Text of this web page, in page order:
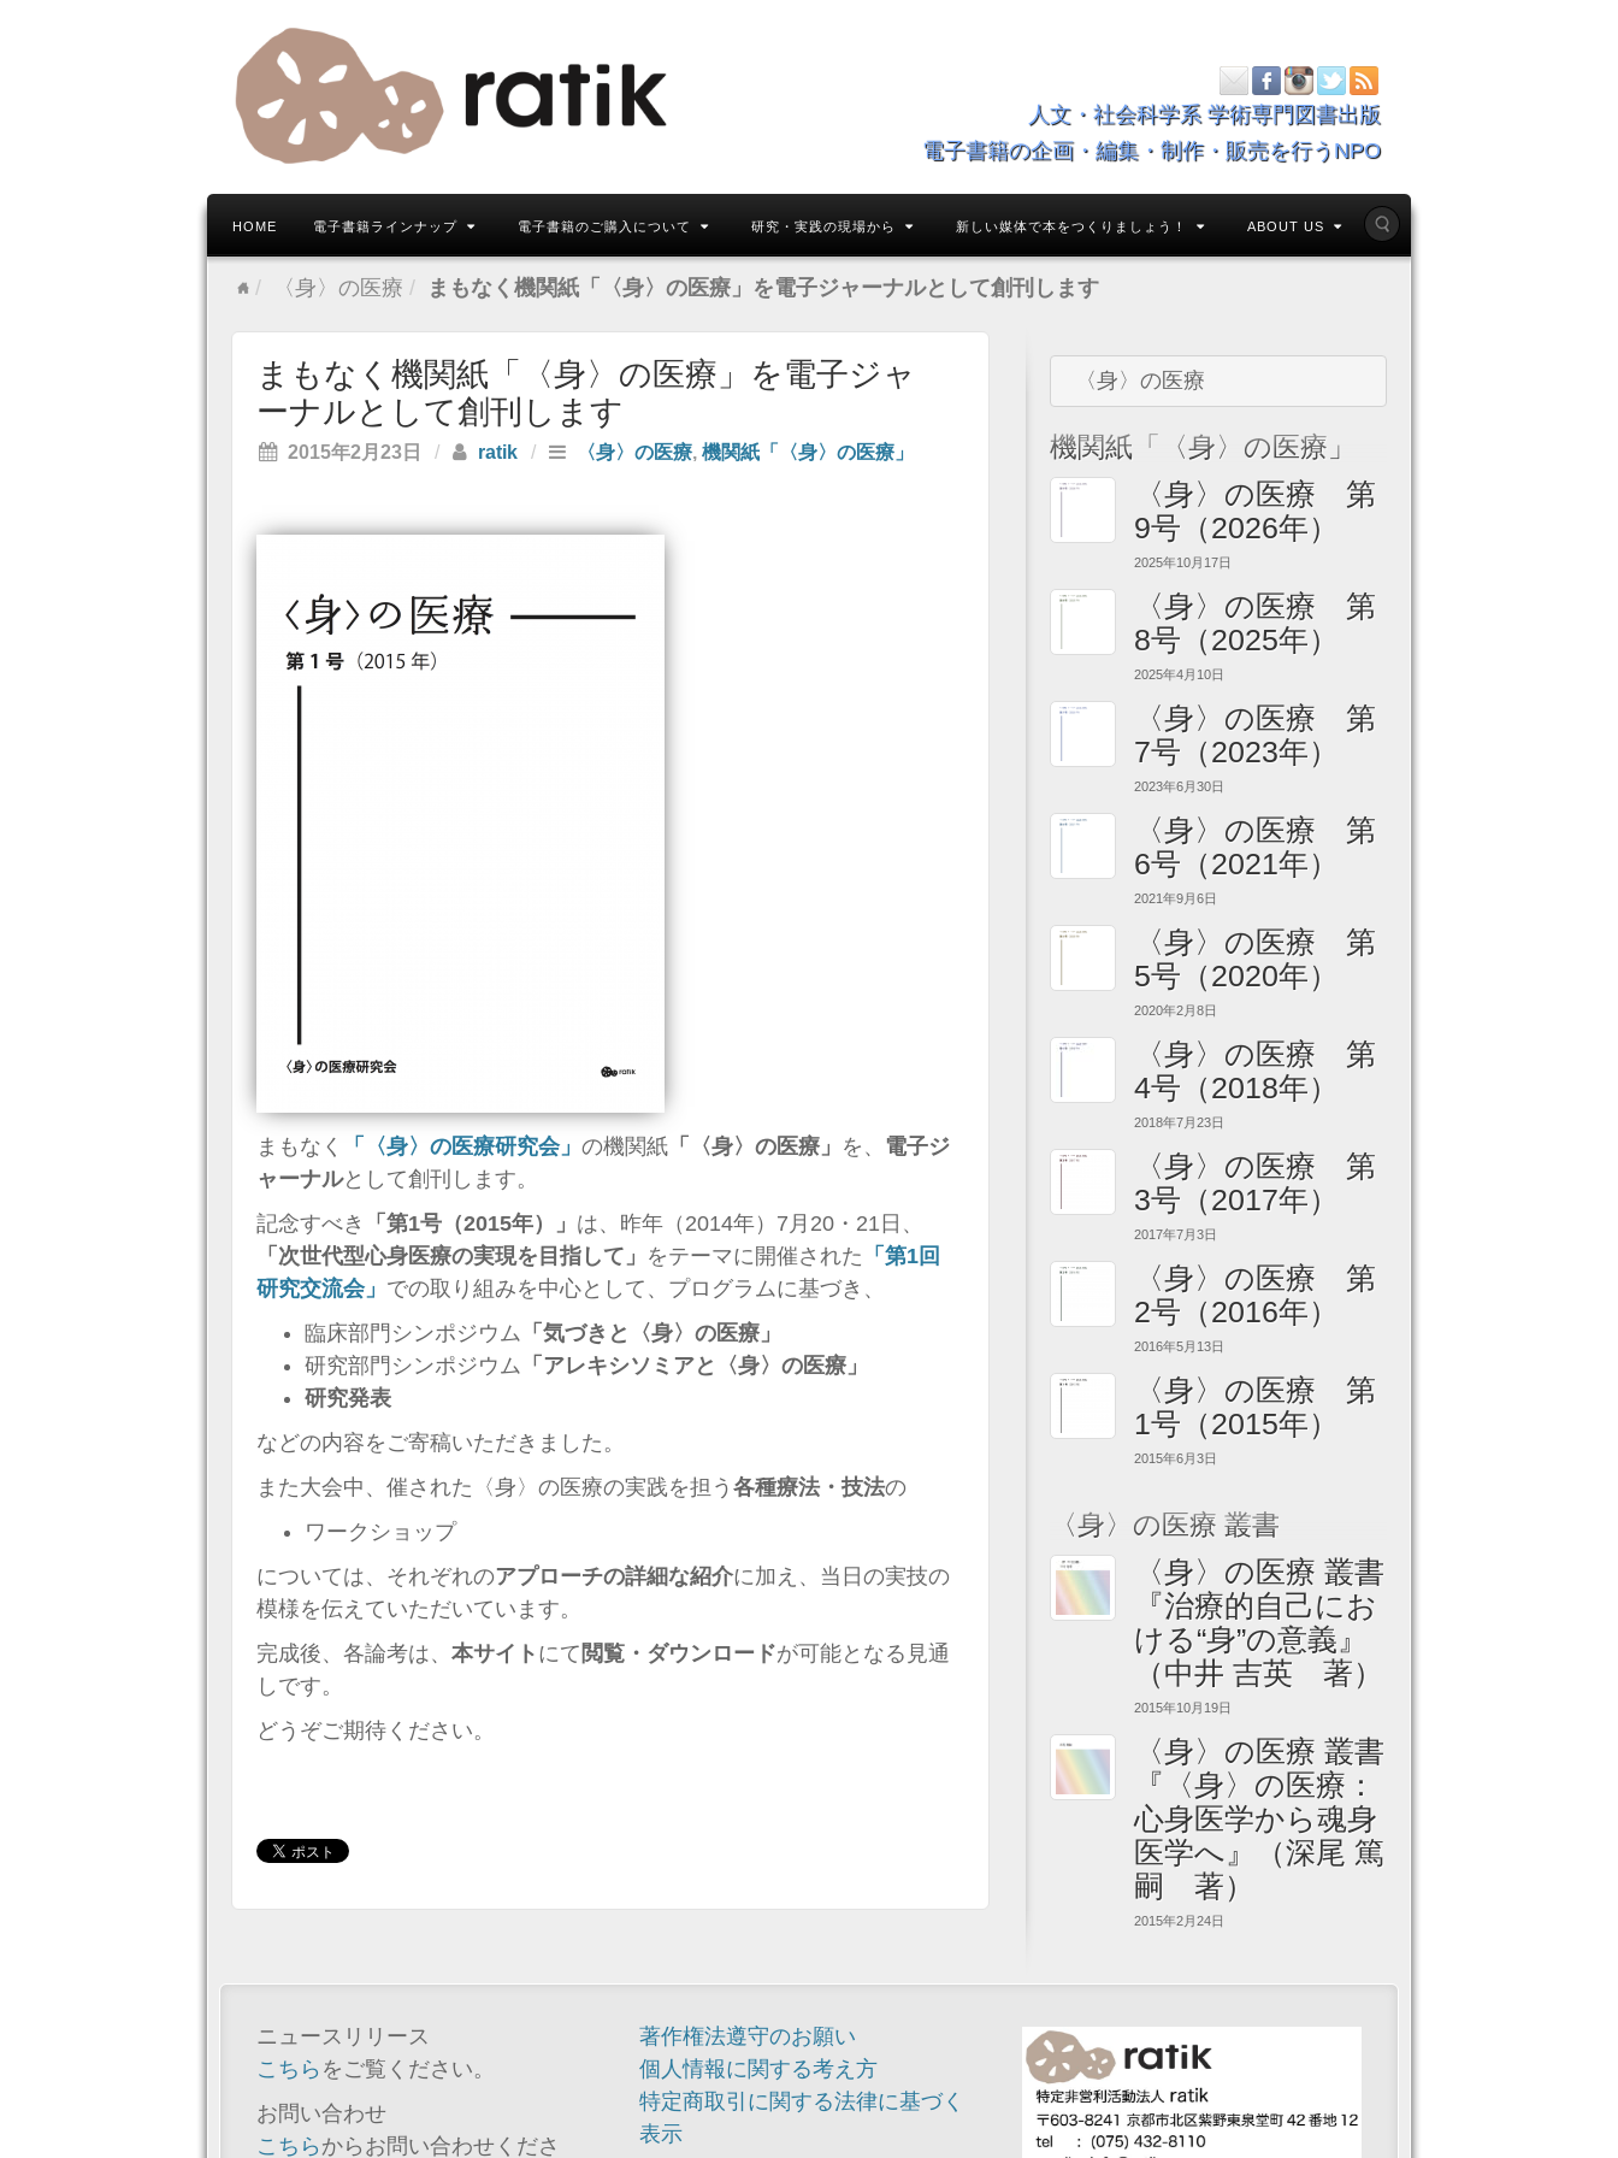
人文・社会科学系 学術専門図書出版
電子書籍の企画・編集・制作・販売を行うNPO
HOME 電子書籍ラインナップ 電子書籍のご購入について 研究・実践の現場から 新しい媒体で本をつくりましょう！ ABOUT US
〈身〉の医療 まもなく機関紙「〈身〉の医療」を電子ジャーナルとして創刊します
まもなく機関紙「〈身〉の医療」を電子ジャ
ーナルとして創刊します
2015年2月23日 / ratik / 〈身〉の医療, 機関紙「〈身〉の医療」
まもなく 「〈身〉の医療研究会」 の機関紙 「〈身〉の医療」 を、 電子ジ
ャーナルとして創刊します。
記念すべき
「第1号（2015年）」 は、昨年（2014年）7月20・21日、
「次世代型心身医療の実現を目指して」 をテーマに開催された 「第1回
研究交流会」 での取り組みを中心として、プログラムに基づき、
臨床部門シンポジウム 「気づきと〈身〉の医療」
研究部門シンポジウム 「アレキシソミアと〈身〉の医療」
研究発表
などの内容をご寄稿いただきました。
また大会中、催された〈身〉の医療の実践を担う 各種療法・技法の
ワークショップ
については、それぞれのアプローチの詳細な紹介に加え、当日の実技の
模様を伝えていただいています。
完成後、各論考は、 本サイト にて 閲覧・ダウンロードが可能となる見通
しです。
どうぞご期待ください。
〈身〉の医療
機関紙「〈身〉の医療」
〈身〉の医療 第
9号（2026年）
2025年10月17日
〈身〉の医療 第
8号（2025年）
2025年4月10日
〈身〉の医療 第
7号（2023年）
2023年6月30日
〈身〉の医療 第
6号（2021年）
2021年9月6日
〈身〉の医療 第
5号（2020年）
2020年2月8日
〈身〉の医療 第
4号（2018年）
2018年7月23日
〈身〉の医療 第
3号（2017年）
2017年7月3日
〈身〉の医療 第
2号（2016年）
2016年5月13日
〈身〉の医療 第
1号（2015年）
2015年6月3日
〈身〉の医療 叢書
〈身〉の医療 叢書
『治療的自己にお
ける“身”の意義』
（中井 吉英 著）
2015年10月19日
〈身〉の医療 叢書
『〈身〉の医療：
心身医学から魂身
医学へ』（深尾 篤
嗣 著）
2015年2月24日
ニュースリリース
こちら をご覧ください。
お問い合わせ
こちら からお問い合わせくださ
著作権法遵守のお願い
個人情報に関する考え方
特定商取引に関する法律に基づく
表示